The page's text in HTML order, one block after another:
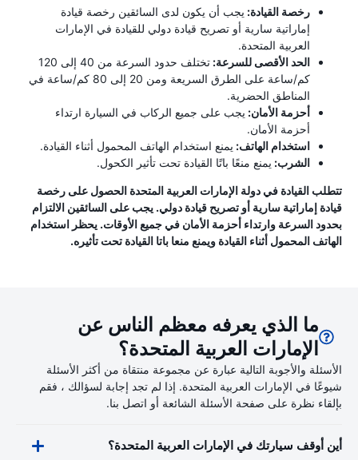
رخصة القيادة: يجب أن يكون لدى السائقين رخصة قيادة
إماراتية سارية أو تصريح قيادة دولي للقيادة في الإمارات
العربية المتحدة.
الحد الأقصى للسرعة:
تختلف حدود السرعة من 40 إلى 120
كم/ساعة على الطرق السريعة ومن 20 إلى 80 كم/ساعة في
المناطق الحضرية.
أحزمة الأمان: يجب على جميع الركاب في السيارة ارتداء
أحزمة الأمان.
استخدام الهاتف: يمنع استخدام الهاتف المحمول أثناء القيادة.
الشرب: يمنع منعًا باتًا القيادة تحت تأثير الكحول.
تتطلب القيادة في دولة الإمارات العربية المتحدة الحصول على رخصة
قيادة إماراتية سارية أو تصريح قيادة دولي. يجب على السائقين الالتزام
بحدود السرعة وارتداء أحزمة الأمان في جميع الأوقات. يحظر استخدام
الهاتف المحمول أثناء القيادة ويمنع منعا باتا القيادة تحت تأثيره.
ما الذي يعرفه معظم الناس عن
الإمارات العربية المتحدة؟
الأسئلة والأجوبة التالية عبارة عن مجموعة منتقاة من أكثر الأسئلة
شيوعًا في الإمارات العربية المتحدة. إذا لم تجد إجابة لسؤالك ، فقم
بإلقاء نظرة على صفحة الأسئلة الشائعة أو اتصل بنا.
أين أوقف سيارتك في الإمارات العربية المتحدة؟